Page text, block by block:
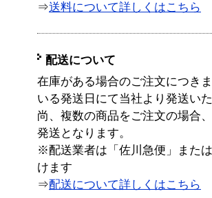
⇒送料について詳しくはこちら
配送について
在庫がある場合のご注文につき
いる発送日にて当社より発送い
尚、複数の商品をご注文の場合
発送となります。
※配送業者は「佐川急便」また
けます
⇒配送について詳しくはこちら